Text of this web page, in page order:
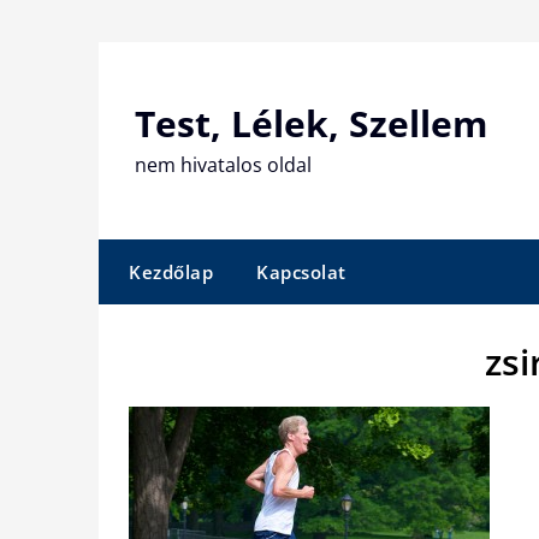
Test, Lélek, Szellem
nem hivatalos oldal
Kezdőlap Kapcsolat